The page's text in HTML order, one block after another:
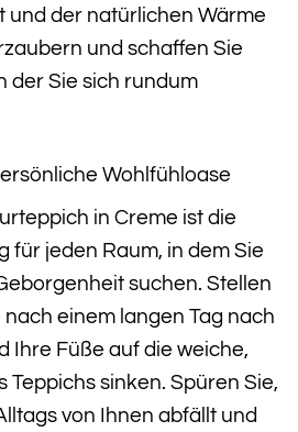
und der natürlichen Wärme
und schaffen Sie
der Sie sich rundum
Wohlfühloase
in Creme ist die
für jeden Raum, in dem Sie
suchen. Stellen
nach einem langen Tag nach
Ihre Füße auf die weiche,
Teppichs sinken. Spüren Sie,
von Ihnen abfällt und